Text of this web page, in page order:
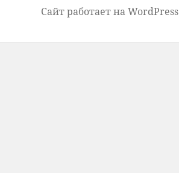
Сайт работает на WordPress